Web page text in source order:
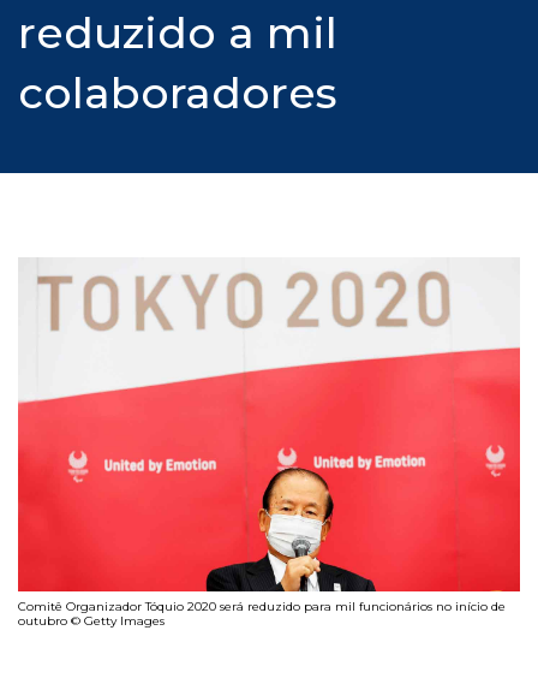
reduzido a mil
colaboradores
Comitê Organizador Tóquio 2020 será reduzido para mil funcionários no início de
outubro © Getty Images